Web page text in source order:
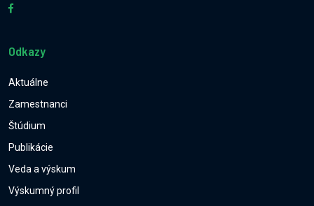
Odkazy
Aktuálne
Zamestnanci
Štúdium
Publikácie
Veda a výskum
Výskumný profil